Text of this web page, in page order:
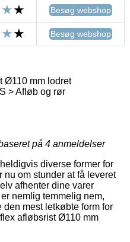
Besøg webshop
Besøg webshop
Ø110 mm lodret
> Afløb og rør
på 4 anmeldelser
diverse former for
om stunder at få leveret
afhenter dine varer
nemlig temmelig nem,
mest letkøbte form for
afløbsrist Ø110 mm